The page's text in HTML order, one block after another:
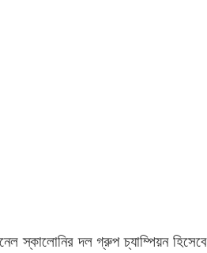
স্কালোনির দল গ্রুপ চ্যাম্পিয়ন হিসেবে